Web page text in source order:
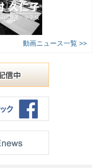
動画ニュース一覧 >>